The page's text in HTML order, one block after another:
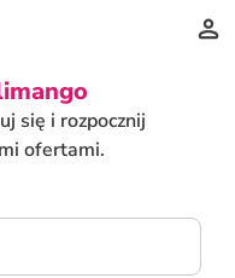
się i rozpocznij
ofertami.